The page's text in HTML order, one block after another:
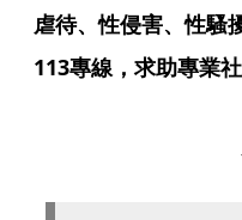
虐待、性侵害、性騷
113專線，求助專業社